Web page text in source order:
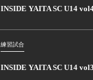
INSIDE YAITA SC U14
練習試合
INSIDE YAITA SC U14